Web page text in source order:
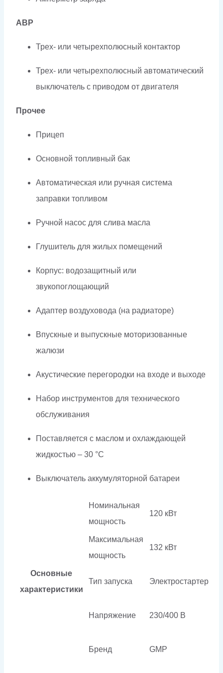
АВР
Трех- или четырехполюсный контактор
Трех- или четырехполюсный автоматический
выключатель с приводом от двигателя
Прочее
Прицеп
Основной топливный бак
Автоматическая или ручная система
заправки топливом
Ручной насос для слива масла
Глушитель для жилых помещений
Корпус: водозащитный или
звукопоглощающий
Адаптер воздуховода (на радиаторе)
Впускные и выпускные моторизованные
жалюзи
Акустические перегородки на входе и выходе
Набор инструментов для технического
обслуживания
Поставляется с маслом и охлаждающей
жидкостью – 30 °C
Выключатель аккумуляторной батареи
Основные
характеристики
Номинальная
мощность
120 кВт
Максимальная
мощность
132 кВт
Тип запуска Электростартер
Напряжение 230/400 В
Бренд GMP